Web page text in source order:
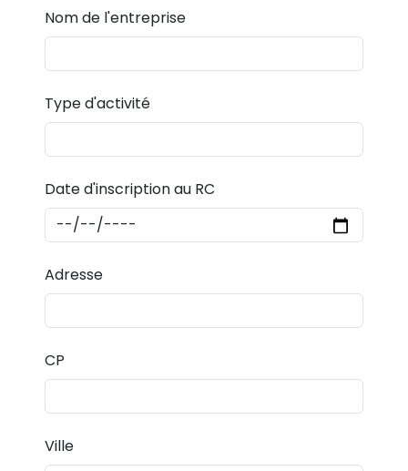
Nom de l'entreprise
Type d'activité
Date d'inscription au RC
Adresse
CP
Ville